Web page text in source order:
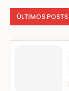
ÚLTIMOS POSTS